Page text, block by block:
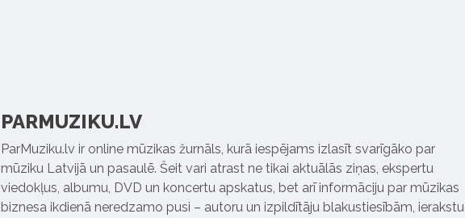
PARMUZIKU.LV
ParMuziku.lv ir online mūzikas žurnāls, kurā iespējams izlasīt svarīgāko par
mūziku Latvijā un pasaulē. Šeit vari atrast ne tikai aktuālās ziņas, ekspertu
viedokļus, albumu, DVD un koncertu apskatus, bet arī informāciju par mūzikas
biznesa ikdienā neredzamo pusi – autoru un izpildītāju blakustiesībām, ierakstu